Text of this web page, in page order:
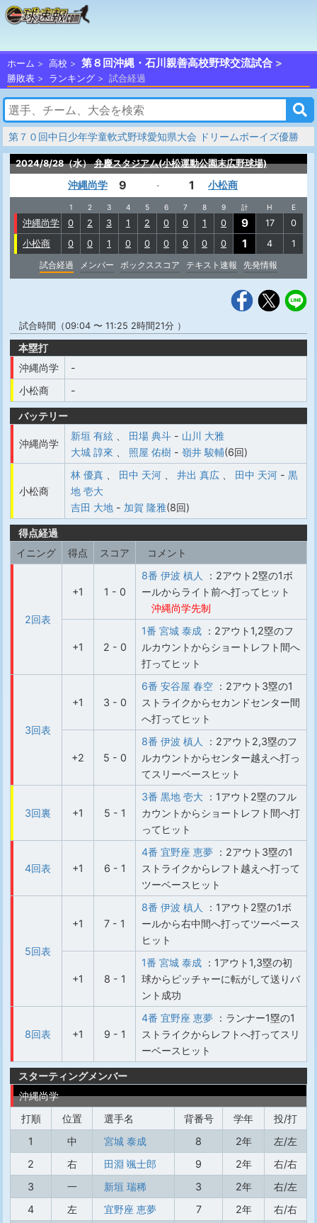
ホーム 高校 第８回沖縄・石川親善高校野球交流試合
勝敗表 ランキング 試合経過
第７０回中日少年学童軟式野球愛知県大会 ドリームボーイズ優勝
2024/8/28（水） 弁慶スタジアム(小松運動公園末広野球場)
沖縄尚学 9 - 1 小松商
1 2 3 4 5 6 7 8 9 計 H E
沖縄尚学 0 2 3 1 2 0 0 1 0 9 17
0
小松商
0 0 1 0 0 0 0 0 0 1 4
1
試合経過
メンバー ボックススコア テキスト速報 先発情報
試合時間（09:04 〜 11:25 2時間21分 ）
本塁打
沖縄尚学
-
小松商
-
バッテリー
沖縄尚学
新垣 有絃 田場 典斗 - 山川 大雅
大城 諄來
照屋 佑樹 - 嶺井 駿輔(6回)
小松商
林 優真 田中 天河 井出 真広 田中 天河 - 黒
地 壱大
吉田 大地 - 加賀 隆雅(8回)
得点経過
イニング
得点 スコア コメント
2回表
+1 1 - 0
8番 伊波 槙人
：2アウト2塁の1ボ
ールからライト前へ打ってヒット
沖縄尚学先制
+1 2 - 0
1番 宮城 泰成 ：2アウト1,2塁のフ
ルカウントからショートレフト間へ
打ってヒット
3回表
+1 3 - 0
6番 安谷屋 春空 ：2アウト3塁の1
ストライクからセカンドセンター間
へ打ってヒット
+2 5 - 0
8番 伊波 槙人
：2アウト2,3塁のフ
ルカウントからセンター越えへ打っ
てスリーベースヒット
3回裏 +1 5 - 1
3番 黒地 壱大 ：1アウト2塁のフル
カウントからショートレフト間へ打
ってヒット
4回表 +1 6 - 1
4番 宜野座 恵夢 ：2アウト3塁の1
ストライクからレフト越えへ打って
ツーベースヒット
5回表
+1 7 - 1
8番 伊波 槙人
：1アウト2塁の1ボ
ールから右中間へ打ってツーベース
ヒット
+1 8 - 1
1番 宮城 泰成 ：1アウト1,3塁の初
球からピッチャーに転がして送りバ
ント成功
8回表 +1 9 - 1
4番 宜野座 恵夢 ：ランナー1塁の1
ストライクからレフトへ打ってスリ
ーベースヒット
スターティングメンバー
沖縄尚学
打順
位置 選手名 背番号 学年
投/打
1
中 宮城 泰成 8 2年
左/左
2
右 田淵 颯士郎 9 2年
右/右
3
一 新垣 瑞稀 3 2年
右/左
4
左 宜野座 恵夢 7 2年
右/右